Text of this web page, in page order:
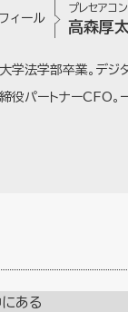
ィール
プレセアコ
高森厚
学法学部卒業。デジ
役パートナーCFO。
にある